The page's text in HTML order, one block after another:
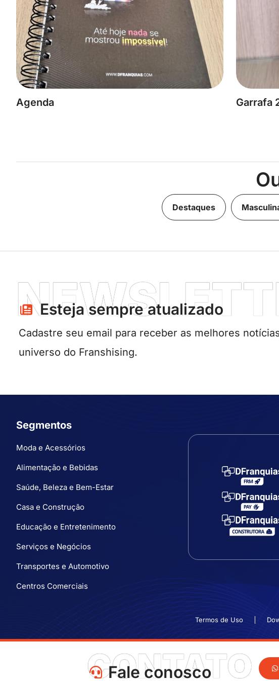
Agenda Garrafa
Destaques
Esteja sempre atualizado​
Cadastre seu email para receber as melhores
universo do Franshising.
Segmentos
Moda e Acessórios
Alimentação e Bebidas
Saúde, Beleza e Bem-Estar
Casa e Construção
Educação e Entretenimento
Serviços e Negócios
Transportes e Automotivo
Centros Comerciais
Termos de Uso
CONTATO
Fale conosco